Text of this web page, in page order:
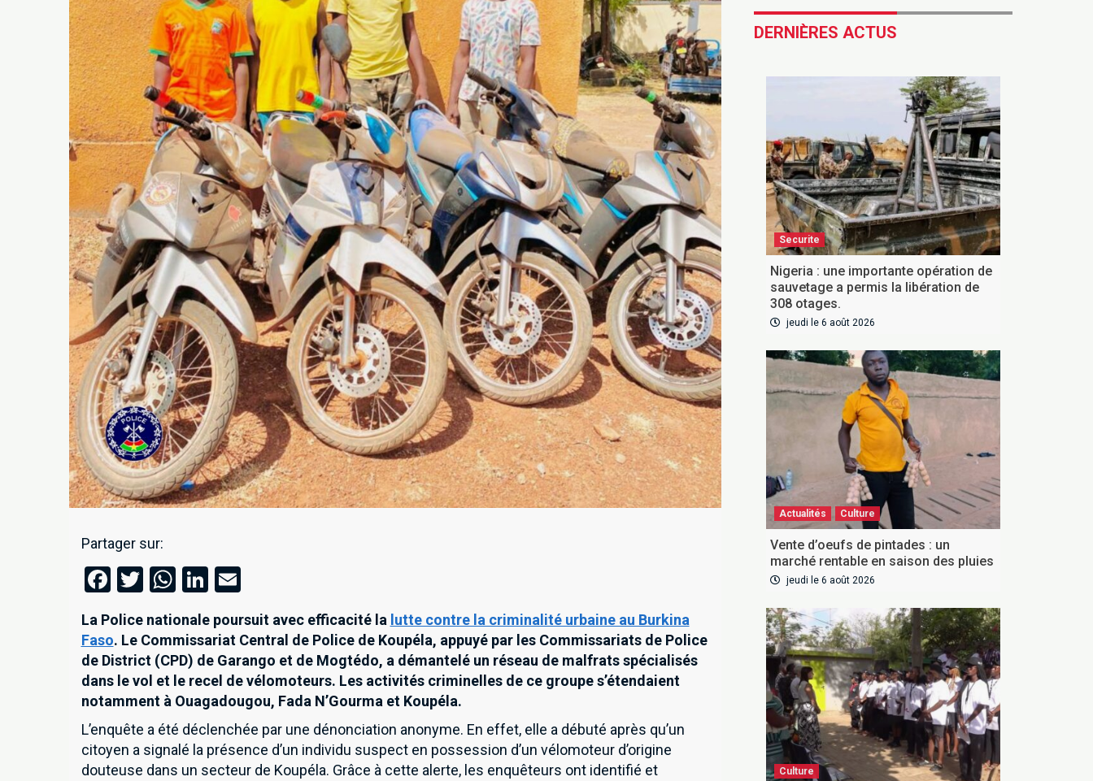
Partager sur:
Facebook
TwitterWhatsApp
LinkedIn
La Police nationale poursuit avec efficacité la lutte contre la criminalité urbaine au Burkina
Faso. Le Commissariat Central de Police de Koupéla, appuyé par les Commissariats de Police
de District (CPD) de Garango et de Mogtédo, a démantelé un réseau de malfrats spécialisés
dans le vol et le recel de vélomoteurs. Les activités criminelles de ce groupe s’étendaient
notamment à Ouagadougou, Fada N’Gourma et Koupéla.
L’enquête a été déclenchée par une dénonciation anonyme. En effet, elle a débuté après qu’un
citoyen a signalé la présence d’un individu suspect en possession d’un vélomoteur d’origine
douteuse dans un secteur de Koupéla. Grâce à cette alerte, les enquêteurs ont identifié et
DERNIÈRES ACTUS
Securite
Nigeria : une importante opération de
sauvetage a permis la libération de
308 otages.
jeudi le 6 août 2026
Actualités Culture
Vente d’oeufs de pintades : un
marché rentable en saison des pluies
jeudi le 6 août 2026
Culture